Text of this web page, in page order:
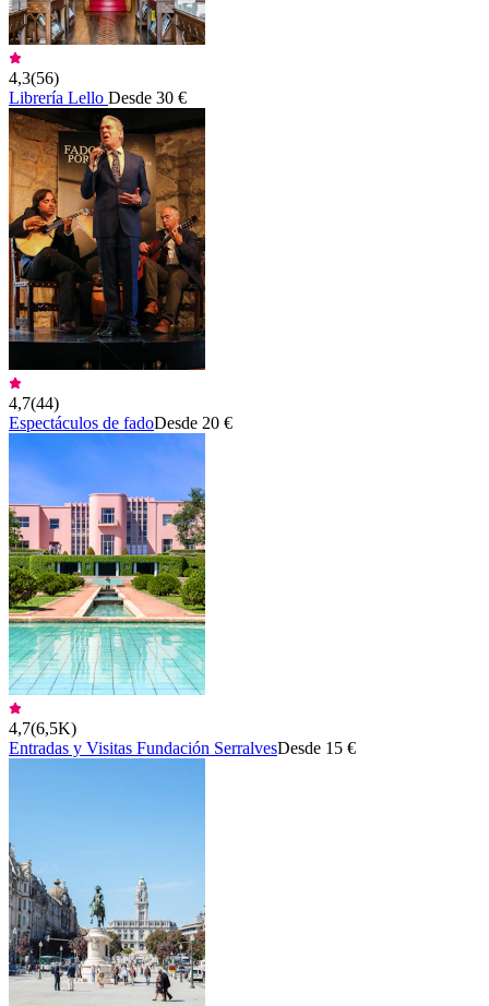
4,3(56)
Librería Lello Desde 30 €
4,7(44)
Espectáculos de fadoDesde 20 €
4,7(6,5K)
Entradas y Visitas Fundación SerralvesDesde 15 €